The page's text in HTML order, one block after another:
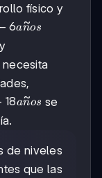
físico y
− 6an
~os
necesita
18an
~os se
de niveles
que las